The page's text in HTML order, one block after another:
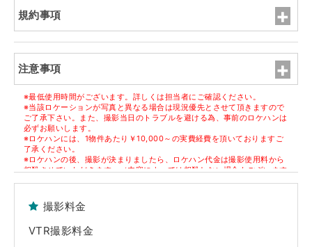
規約事項
注意事項
※最低使用時間がございます。詳しくは担当者にご確認ください。
※当該ロケーションが写真と異なる場合は現況優先とさせて頂きますので
ご了承下さい。また、撮影当日のトラブルを避ける為、事前のロケハンは
必ずお願いします。
※ロケハンには、1物件あたり￥10,000～の実費経費を頂いておりますご
了承ください。
※ロケハンの後、撮影が決まりましたら、ロケハン代金は撮影使用料から
相殺させていただきます。（内容によっては相殺しない場合もございます
■原状回復
※躯体・設備・什器・内装・家具・備品等の破損や汚損につきましては、
撮影料金
VTR撮影料金